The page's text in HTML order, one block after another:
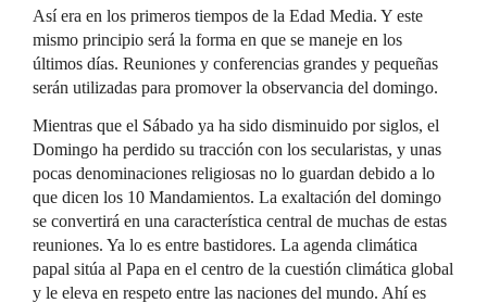
Así era en los primeros tiempos de la Edad Media. Y este
mismo principio será la forma en que se maneje en los
últimos días. Reuniones y conferencias grandes y pequeñas
serán utilizadas para promover la observancia del domingo.
Mientras que el Sábado ya ha sido disminuido por siglos, el
Domingo ha perdido su tracción con los secularistas, y unas
pocas denominaciones religiosas no lo guardan debido a lo
que dicen los 10 Mandamientos. La exaltación del domingo
se convertirá en una característica central de muchas de estas
reuniones. Ya lo es entre bastidores. La agenda climática
papal sitúa al Papa en el centro de la cuestión climática global
y le eleva en respeto entre las naciones del mundo. Ahí es